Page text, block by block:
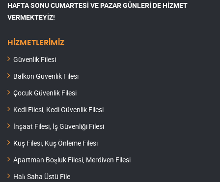
HAFTA SONU CUMARTESİ VE PAZAR GÜNLERİ DE HİZMET
VERMEKTEYİZ!
HİZMETLERİMİZ
Güvenlik Filesi
Balkon Güvenlik Filesi
Çocuk Güvenlik Filesi
Kedi Filesi, Kedi Güvenlik Filesi
İnşaat Filesi, İş Güvenliği Filesi
Kuş Filesi, Kuş Önleme Filesi
Apartman Boşluk Filesi, Merdiven Filesi
Halı Saha Üstü File